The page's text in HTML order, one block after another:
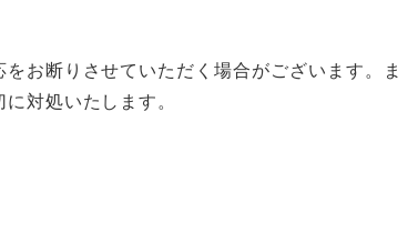
お断りさせていただく場合がございます。ま
対処いたします。